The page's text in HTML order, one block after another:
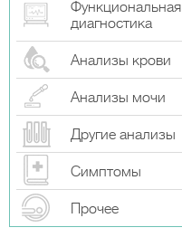
Функциональная
диагностика
Анализы крови
Анализы мочи
Другие анализы
Симптомы
Прочeе